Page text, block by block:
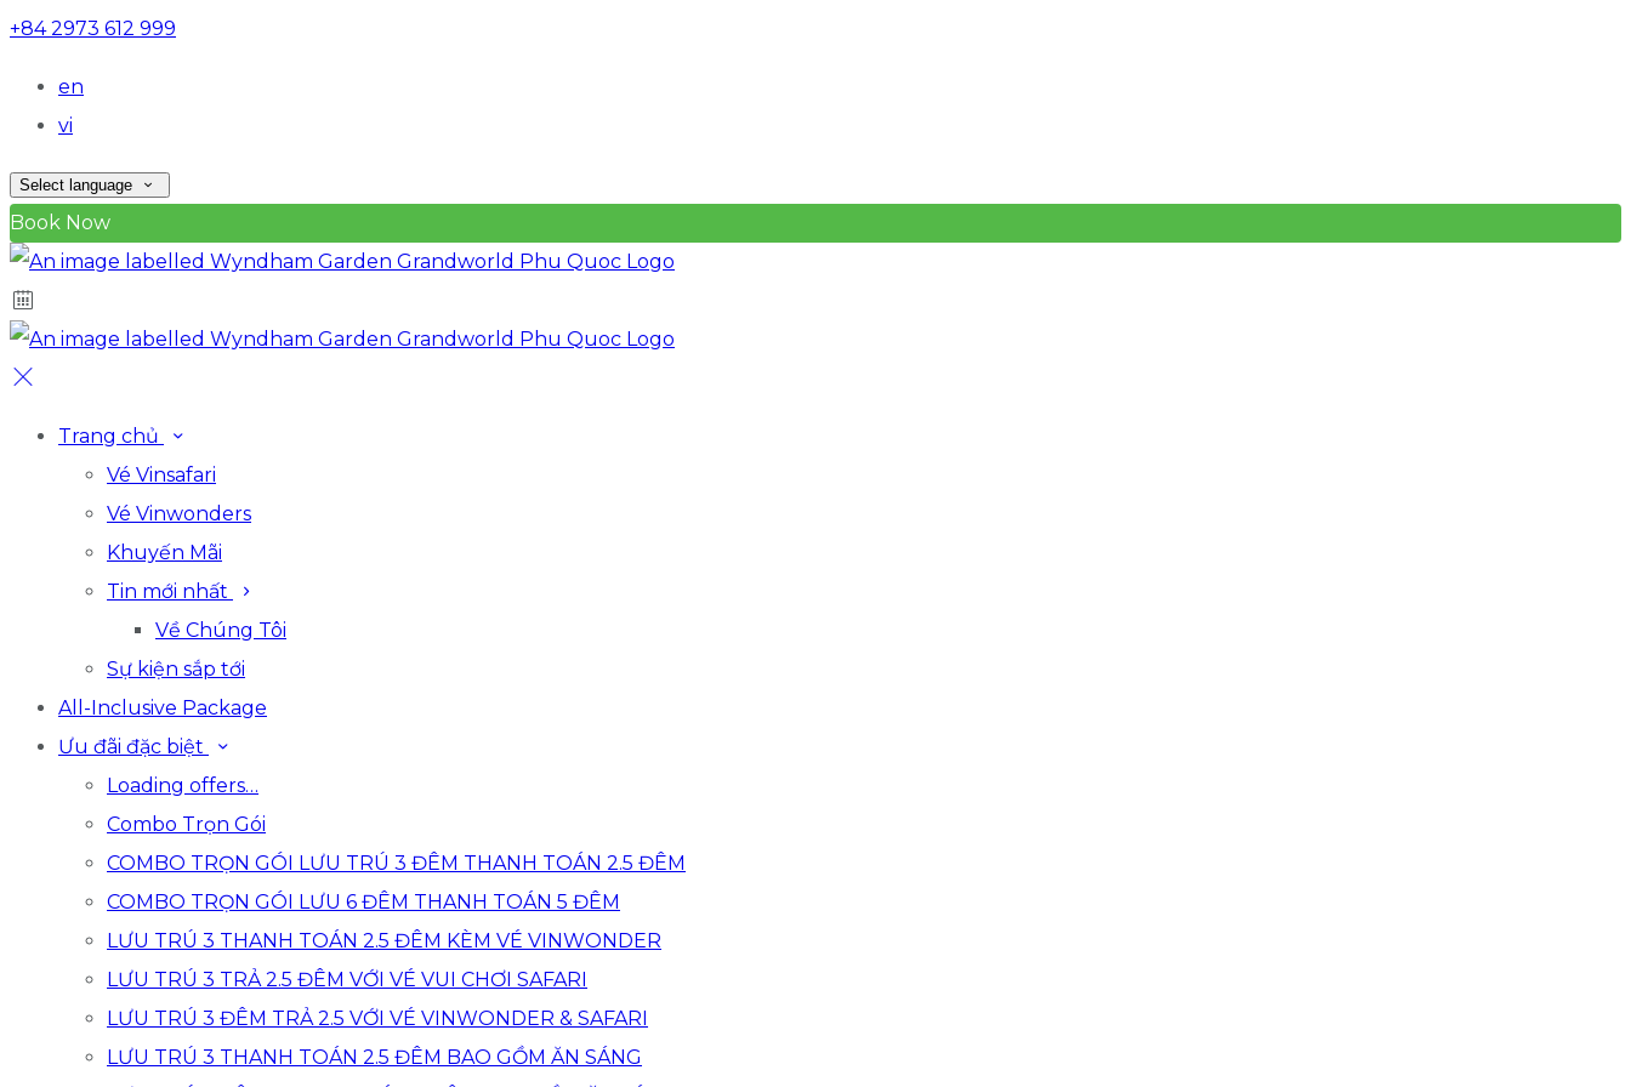
+84 2973 612 999
en
vi
Select language
Book Now
Trang chủ
Vé Vinsafari
Vé Vinwonders
Khuyến Mãi
Tin mới nhất
Về Chúng Tôi
Sự kiện sắp tới
All-Inclusive Package
Ưu đãi đặc biệt
Loading offers…
Combo Trọn Gói
COMBO TRỌN GÓI LƯU TRÚ 3 ĐÊM THANH TOÁN 2.5 ĐÊM
COMBO TRỌN GÓI LƯU 6 ĐÊM THANH TOÁN 5 ĐÊM
LƯU TRÚ 3 THANH TOÁN 2.5 ĐÊM KÈM VÉ VINWONDER
LƯU TRÚ 3 TRẢ 2.5 ĐÊM VỚI VÉ VUI CHƠI SAFARI
LƯU TRÚ 3 ĐÊM TRẢ 2.5 VỚI VÉ VINWONDER & SAFARI
LƯU TRÚ 3 THANH TOÁN 2.5 ĐÊM BAO GỒM ĂN SÁNG